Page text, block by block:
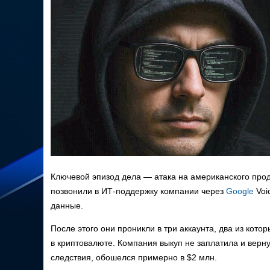
Ключевой эпизод дела — атака на американского
позвонили в ИТ-поддержку компании через Google
данные.
После этого они проникли в три аккаунта, два из
в криптовалюте. Компания выкуп не заплатила и
следствия, обошелся примерно в $2 млн.